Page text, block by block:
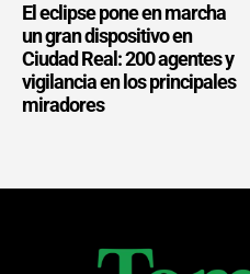
El eclipse pone en marcha
un gran dispositivo en
Ciudad Real: 200 agentes y
vigilancia en los principales
miradores